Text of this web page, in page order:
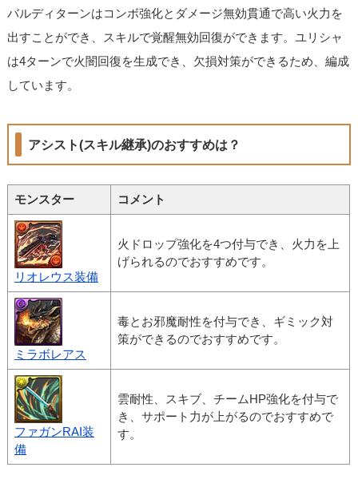
バルディターンはコンボ強化とダメージ無効貫通で高い火力を
出すことができ、スキルで覚醒無効回復ができます。ユリシャ
は4ターンで火闇回復を生成でき、欠損対策ができるため、編成
しています。
アシスト(スキル継承)のおすすめは？
モンスター コメント
リオレウス装備
火ドロップ強化を4つ付与でき、火力を上
げられるのでおすすめです。
ミラボレアス
毒とお邪魔耐性を付与でき、ギミック対
策ができるのでおすすめです。
ファガンRAI装
備
雲耐性、スキブ、チームHP強化を付与で
き、サポート力が上がるのでおすすめで
す。